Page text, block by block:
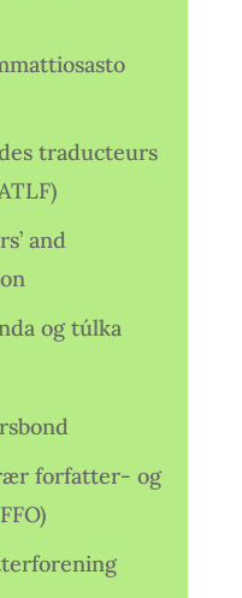
traducteurs
and
og túlka
forfatter- og